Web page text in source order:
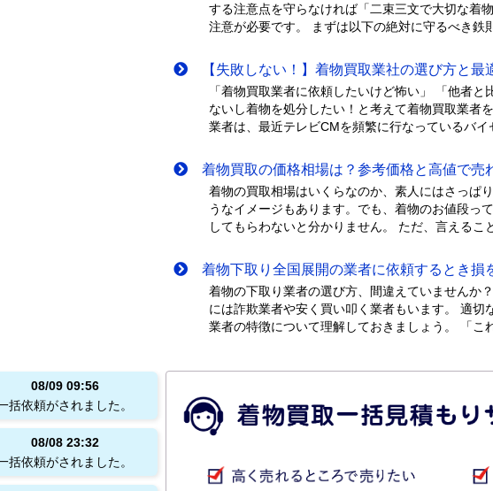
する注意点を守らなければ「二束三文で大切な着
注意が必要です。 まずは以下の絶対に守るべき
【失敗しない！】着物買取業社の選び方と最
「着物買取業者に依頼したいけど怖い」 「他者
ないし着物を処分したい！と考えて着物買取業者
業者は、最近テレビCMを頻繁に行なっているバ
着物買取の価格相場は？参考価格と高値で売
着物の買取相場はいくらなのか、素人にはさっぱ
うなイメージもあります。でも、着物のお値段っ
してもらわないと分かりません。 ただ、言える
着物下取り全国展開の業者に依頼するとき損
着物の下取り業者の選び方、間違えていませんか
には詐欺業者や安く買い叩く業者もいます。 適
業者の特徴について理解しておきましょう。 「
08/0909:56
括依頼がされました。
08/0823:32
括依頼がされました。